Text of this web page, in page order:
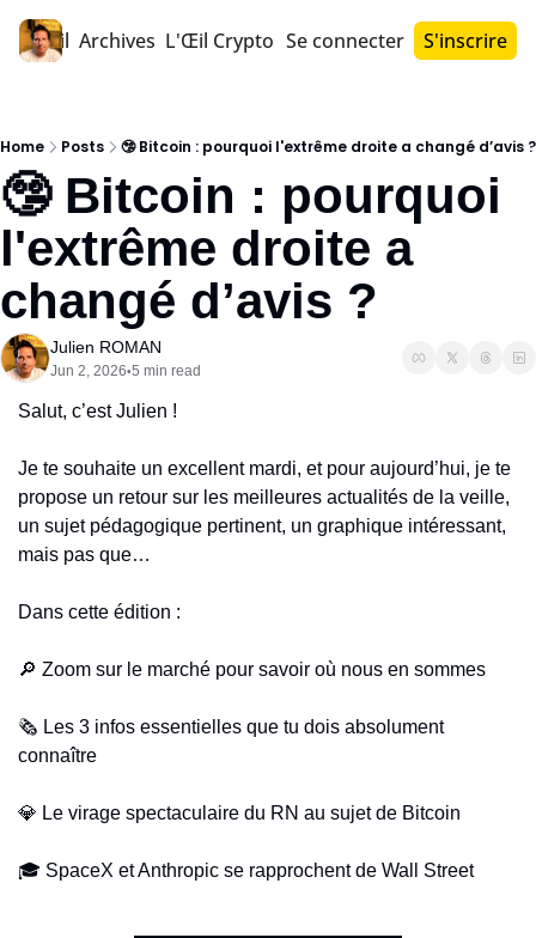
Accueil Archives L'Œil Crypto PRO™Se connecter S'inscrire
Home Posts 🤥 Bitcoin : pourquoi l'extrême droite a changé d’avis ?
🤥 Bitcoin : pourquoi
l'extrême droite a
changé d’avis ?
Julien ROMAN
Jun 2, 2026•5 min read
Salut, c’est Julien !
Je te souhaite un excellent mardi, et pour aujourd’hui, je te
propose un retour sur les meilleures actualités de la veille,
un sujet pédagogique pertinent, un graphique intéressant,
mais pas que…
Dans cette édition :
🔎 Zoom sur le marché pour savoir où nous en sommes
🗞️ Les 3 infos essentielles que tu dois absolument
connaître
💎 Le virage spectaculaire du RN au sujet de Bitcoin
🎓 SpaceX et Anthropic se rapprochent de Wall Street